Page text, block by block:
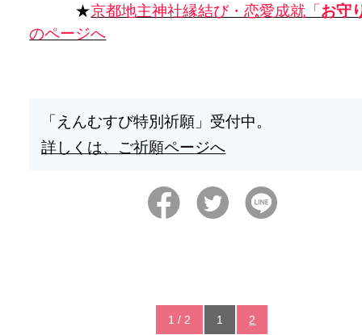
★京都地主神社縁結び・恋愛成就「お守
のページへ
「えんむすび特別祈願」受付中。
詳しくは、ご祈願ページへ
1 / 2 1 2